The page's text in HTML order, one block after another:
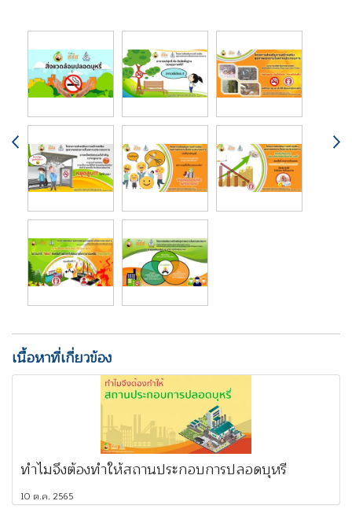
เนื้อหาที่เกี่ยวข้อง
ทำไมจึงต้องทำให้สถานประกอบการปลอดบุหรี่
10 ต.ค. 2565